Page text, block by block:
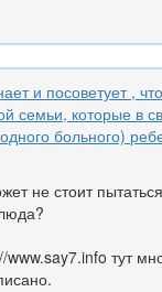
и посоветует ,
семьи, которые в
больного)
не стоит
тут